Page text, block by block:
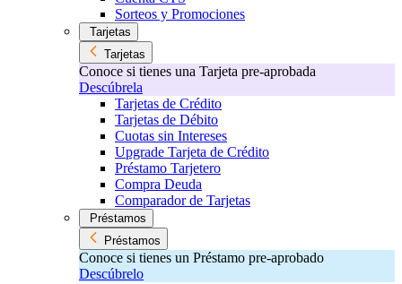
Sorteos y Promociones
Tarjetas
Tarjetas
Conoce si tienes una Tarjeta pre-aprobada
Descúbrela
Tarjetas de Crédito
Tarjetas de Débito
Cuotas sin Intereses
Upgrade Tarjeta de Crédito
Préstamo Tarjetero
Compra Deuda
Comparador de Tarjetas
Préstamos
Préstamos
Conoce si tienes un Préstamo pre-aprobado
Descúbrelo